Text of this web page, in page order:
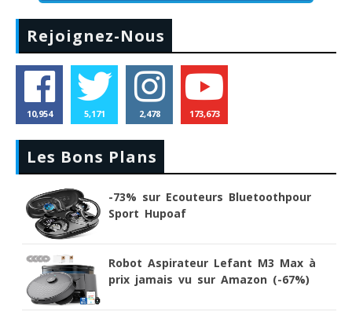
Rejoignez-Nous
10,954 5,171 2,478 173,673
Les Bons Plans
-73% sur Ecouteurs Bluetoothpour
Sport Hupoaf
Robot Aspirateur Lefant M3 Max à
prix jamais vu sur Amazon (-67%)